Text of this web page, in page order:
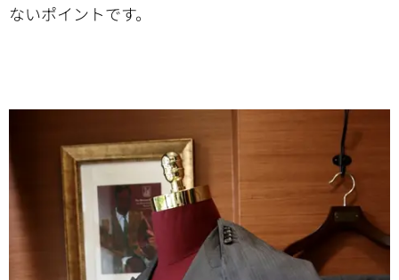
ないポイントです。